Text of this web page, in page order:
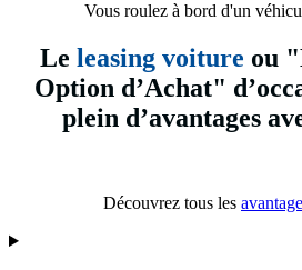
Vous roulez à bord d'un
Le leasing voiture ou
Option d’Achat"
plein d’avantages
Découvrez tous les